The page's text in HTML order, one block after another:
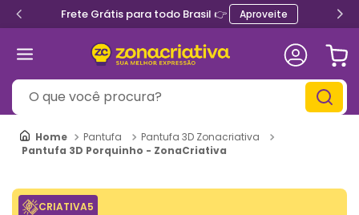
Frete Grátis para todo Brasil 👉 Aproveite
O que você procura?
Pantufa
Pantufa 3D Zonacriativa
Pantufa 3D Porquinho - ZonaCriativa
CRIATIVA5